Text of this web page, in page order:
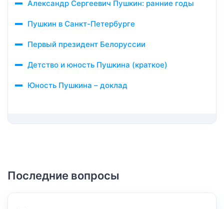
Александр Сергеевич Пушкин: ранние годы
Пушкин в Санкт-Петербурге
Первый президент Белоруссии
Детство и юность Пушкина (краткое)
Юность Пушкина – доклад
Последние вопросы